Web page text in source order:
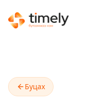
Буцах